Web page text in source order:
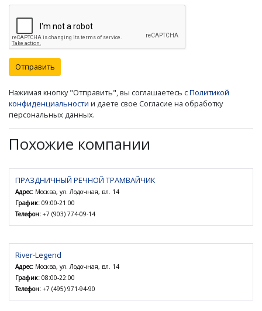
Отправить
Нажимая кнопку "Отправить", вы соглашаетесь сПолитикой
конфиденциальности и даете свое Согласие на обработку
персональных данных.
Похожие компании
ПРАЗДНИЧНЫЙ РЕЧНОЙ ТРАМВАЙЧИК
Адрес: Москва, ул. Лодочная, вл. 14
График: 09:00-21:00
Телефон: +7 (903) 774-09-14
River-Legend
Адрес: Москва, ул. Лодочная, вл. 14
График: 08:00-22:00
Телефон: +7 (495) 971-94-90